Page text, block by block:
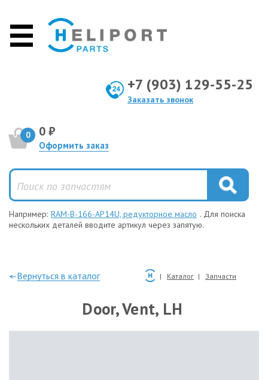
+7 (903) 129-55-25
Заказать звонок
0 0 ₽
Оформить заказ
Например: RAM-B-166-AP14U, редукторное масло . Для поиска
нескольких деталей вводите артикул через запятую.
—Вернуться в каталог Каталог Запчасти
Door, Vent, LH